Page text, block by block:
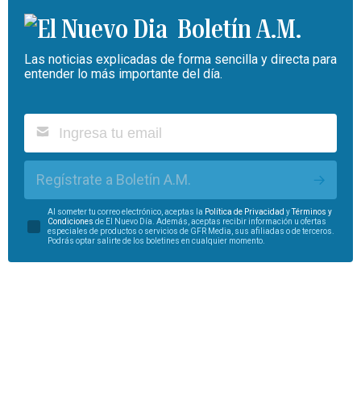
Boletín A.M.
Las noticias explicadas de forma sencilla y directa para
entender lo más importante del día.
Regístrate a Boletín A.M.
Al someter tu correo electrónico, aceptas la Política de Privacidad yTérminos y
Condiciones de El Nuevo Día. Además, aceptas recibir información u ofertas
especiales de productos o servicios de GFR Media, sus afiliadas o de terceros.
Podrás optar salirte de los boletines en cualquier momento.